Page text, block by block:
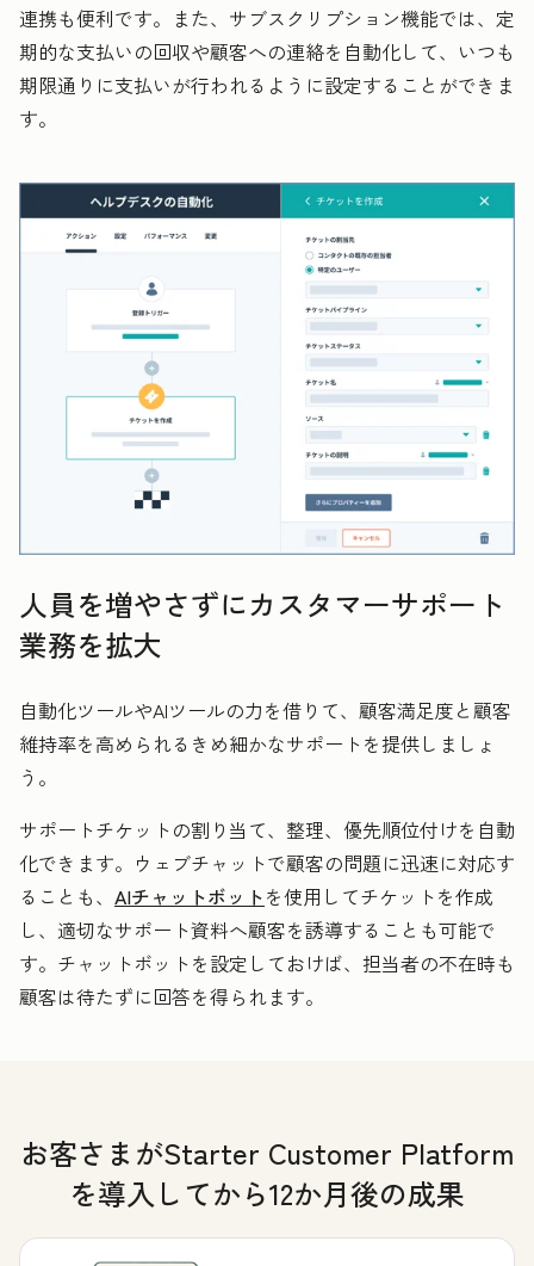
連携も便利です。また、サブスクリプション機能では、定
期的な支払いの回収や顧客への連絡を自動化して、いつも
期限通りに支払いが行われるように設定することができま
す。
人員を増やさずにカスタマーサポート
業務を拡大
自動化ツールやAIツールの力を借りて、顧客満足度と顧客
維持率を高められるきめ細かなサポートを提供しましょ
う。
サポートチケットの割り当て、整理、優先順位付けを自動
化できます。ウェブチャットで顧客の問題に迅速に対応す
ることも、 AIチャットボットを使用してチケットを作成
し、適切なサポート資料へ顧客を誘導することも可能で
す。チャットボットを設定しておけば、担当者の不在時も
顧客は待たずに回答を得られます。
お客さまがStarter Customer Platform
を導入してから12か月後の成果